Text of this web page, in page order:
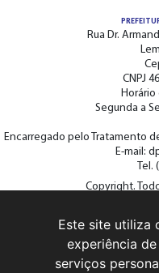
Rua Dr.
CNPJ
Segunda a
Encarregado pelo Tratamento
E-mail:
Tel.
Copyright.
ACOMPANHE A
Este site utiliza
experiência
serviços